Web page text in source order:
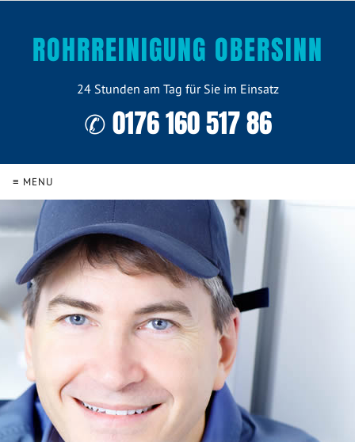
ROHRREINIGUNG OBERSINN
24 Stunden am Tag für Sie im Einsatz
✆ 0176 160 517 86
≡ MENU